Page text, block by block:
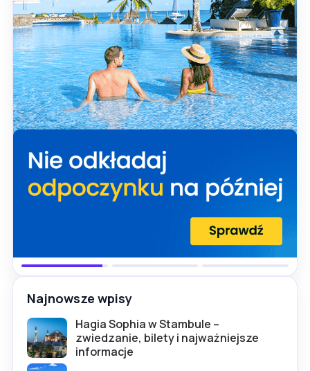
Najnowsze wpisy
Hagia Sophia w Stambule –
zwiedzanie, bilety i najważniejsze
informacje